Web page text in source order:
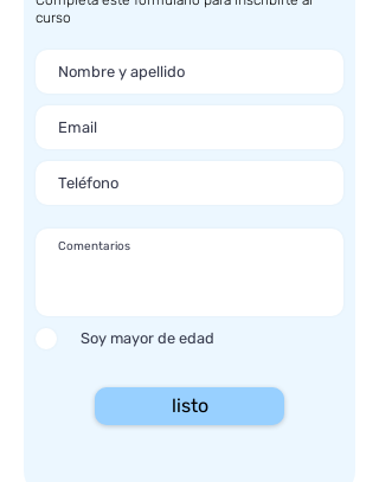
curso
Soy mayor de edad
listo